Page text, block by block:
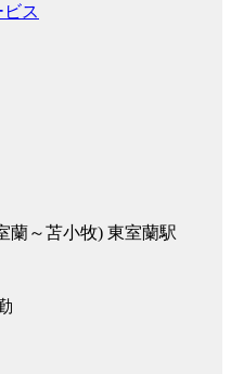
ス
蘭～苫小牧) 東室蘭駅